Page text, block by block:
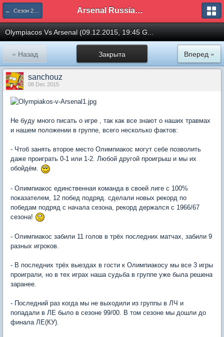
← Сезон 2015/16 Arsenal Russian Speaking Supporters Club
Olympiacos Vs Arsenal (09.12.2015, 19:45 G...
Закрыта
« Назад Вперед »
sanchouz
08 Dec 2015
Не буду много писать о игре , так как все знают о наших травмах
и нашем положении в группе, всего несколько фактов:
- Чтоб занять второе место Олимпиакос могут себе позволить
даже проиграть 0-1 или 1-2. Любой другой проигрыш и мы их
обойдём.
- Олимпиакос единственная команда в своей лиге с 100%
показателем, 12 побед подряд. сделали новых рекорд по
победам подряд с начала сезона, рекорд держался с 1966/67
сезона!
- Олимпиакос забили 11 голов в трёх последних матчах, забили 9
разных игроков.
- В последних трёх выездах в гости к Олимпиакосу мы все 3 игры
проиграли, но в тех играх наша судьба в группе уже была решена
заранее.
- Последний раз когда мы не выходили из группы в ЛЧ и
попадали в ЛЕ было в сезоне 99/00. В том сезоне мы дошли до
финала ЛЕ(КУ).